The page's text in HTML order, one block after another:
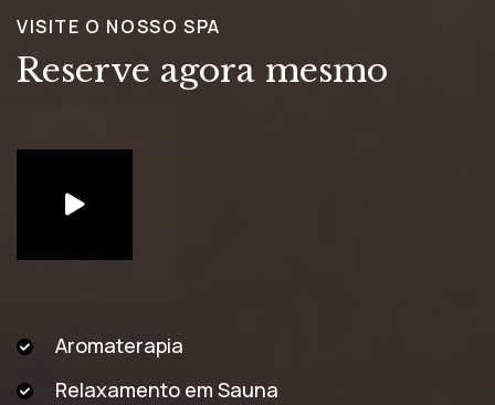
VISITE O NOSSO SPA
Reserve agora mesmo
Aromaterapia
Relaxamento em Sauna